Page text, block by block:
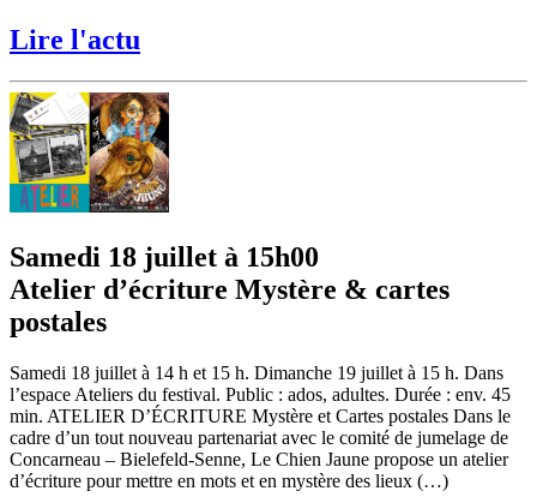
Lire l'actu
Samedi 18 juillet à 15h00
Atelier d’écriture Mystère & cartes
postales
Samedi 18 juillet à 14 h et 15 h. Dimanche 19 juillet à 15 h. Dans
l’espace Ateliers du festival. Public : ados, adultes. Durée : env. 45
min. ATELIER D’ÉCRITURE Mystère et Cartes postales Dans le
cadre d’un tout nouveau partenariat avec le comité de jumelage de
Concarneau – Bielefeld-Senne, Le Chien Jaune propose un atelier
d’écriture pour mettre en mots et en mystère des lieux (…)